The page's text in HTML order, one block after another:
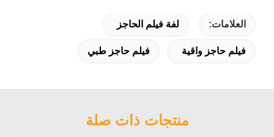
العلامات: لفة فيلم الحاجز
فيلم حاجز واقية فيلم حاجز طبي
منتجات ذات صلة